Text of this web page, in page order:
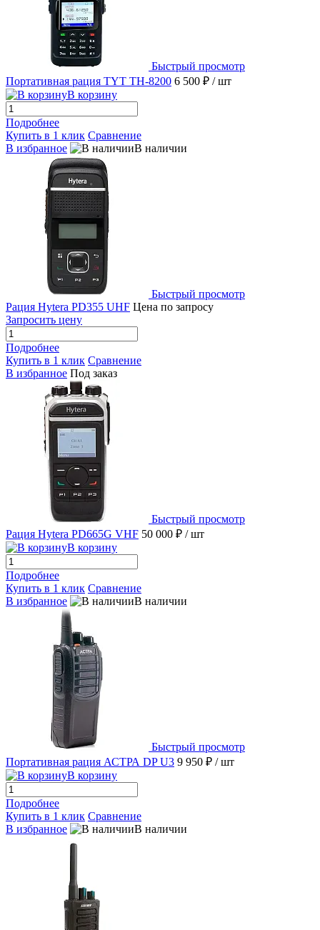
Быстрый просмотр
Портативная рация TYT TH-8200 6 500 ₽ / шт
В корзину
Подробнее
Купить в 1 клик Сравнение
В избранное
В наличии
Быстрый просмотр
Рация Hytera PD355 UHF Цена по запросу
Запросить цену
Подробнее
Купить в 1 клик Сравнение
В избранное Под заказ
Быстрый просмотр
Рация Hytera PD665G VHF 50 000 ₽ / шт
В корзину
Подробнее
Купить в 1 клик Сравнение
В избранное
В наличии
Быстрый просмотр
Портативная рация АСТРА DP U3 9 950 ₽ / шт
В корзину
Подробнее
Купить в 1 клик Сравнение
В избранное
В наличии